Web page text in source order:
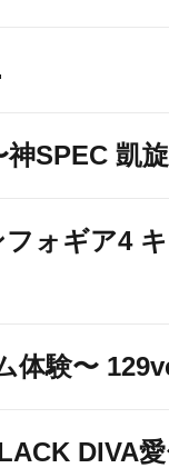
SPEC 凱
ォギア4
体験〜
DIVA